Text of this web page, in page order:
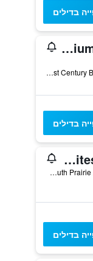
בדילים
Quality Inn & Suites Los Angeles Airport - Stadium District
4922 West Century Boulevard, אינגלווד, CA, ארצות הברית
בדילים
Crystal Inn Suites & Spas
11163 South Prairie Avenue, אינגלווד, CA, ארצות הברית
בדילים